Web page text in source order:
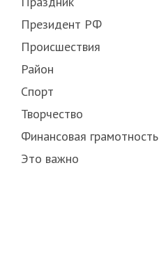
Президент РФ
Происшествия
Район
Спорт
Творчество
Финансовая грамотность
Это важно